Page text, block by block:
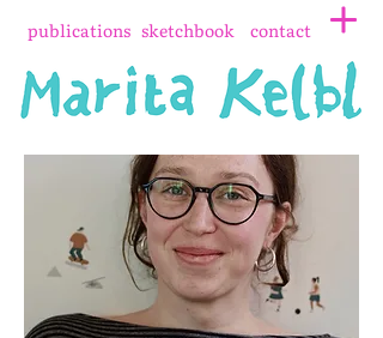
publications sketchbook contact